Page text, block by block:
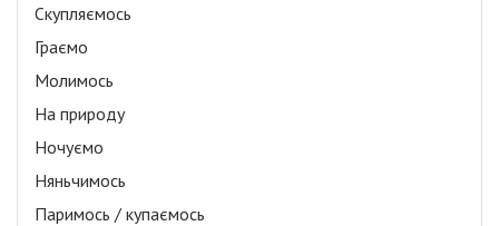
Скупляємось
Граємо
Молимось
На природу
Ночуємо
Няньчимось
Паримось / купаємось